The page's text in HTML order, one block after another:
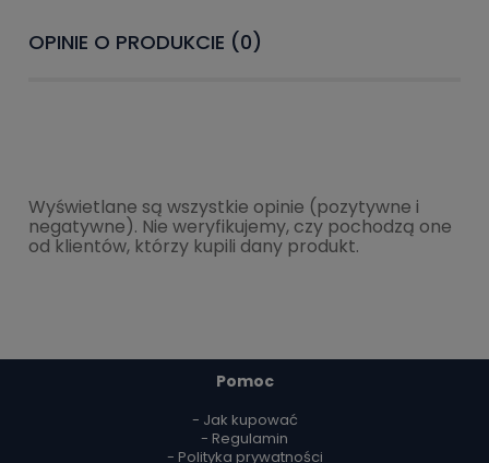
OPINIE O PRODUKCIE (0)
Wyświetlane są wszystkie opinie (pozytywne i
negatywne). Nie weryfikujemy, czy pochodzą one
od klientów, którzy kupili dany produkt.
Pomoc
- Jak kupować
- Regulamin
- Polityka prywatności